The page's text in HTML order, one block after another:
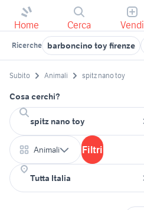
Home Cerca Vendi
Ricerche barboncino toy firenze
Subito Animali spitz nano toy
Cosa cerchi?
Animali Filtri